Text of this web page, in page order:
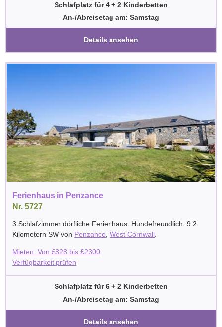
Schlafplatz für 4 + 2 Kinderbetten
An-/Abreisetag am: Samstag
Details ansehen
Ferienhaus in Penzance
Nr. 5727
3 Schlafzimmer dörfliche Ferienhaus. Hundefreundlich. 9.2
Kilometern SW von Penzance ,West Cornwall
Mieten: Von£828 bis£2300
Verfügbarkeit prüfen
Schlafplatz für 6 + 2 Kinderbetten
An-/Abreisetag am: Samstag
Details ansehen